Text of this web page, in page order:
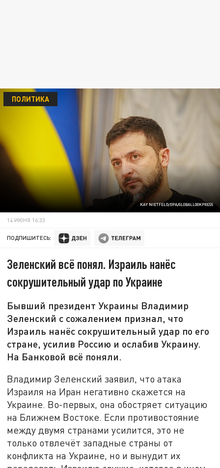
KAY NIETFELD/DPA/GLOBALLOOKPRESS
ПОЛИТИКА
14 ИЮНЯ 16:33
ПОДПИШИТЕСЬ:
Зеленский всё понял. Израиль нанёс
сокрушительный удар по Украине
Бывший президент Украины Владимир
Зеленский с сожалением признал, что
Израиль нанёс сокрушительный удар по его
стране, усилив Россию и ослабив Украину.
На Банковой всё поняли.
Владимир Зеленский заявил, что атака
Израиля на Иран негативно скажется на
Украине. Во-первых, она обостряет ситуацию
на Ближнем Востоке. Если противостояние
между двумя странами усилится, это не
только отвлечёт западные страны от
конфликта на Украине, но и вынудит их